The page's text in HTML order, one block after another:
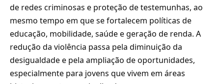
de redes criminosas e proteção de testemunhas, ao
mesmo tempo em que se fortalecem políticas de
educação, mobilidade, saúde e geração de renda. A
redução da violência passa pela diminuição da
desigualdade e pela ampliação de oportunidades,
especialmente para jovens que vivem em áreas